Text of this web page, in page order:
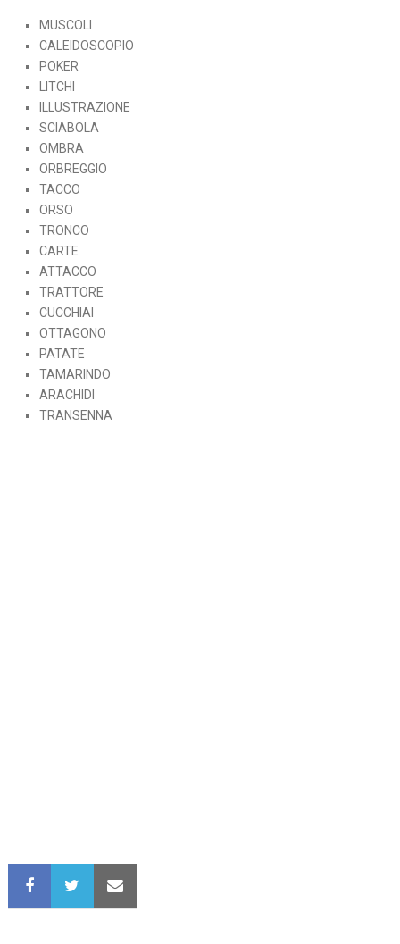
MUSCOLI
CALEIDOSCOPIO
POKER
LITCHI
ILLUSTRAZIONE
SCIABOLA
OMBRA
ORBREGGIO
TACCO
ORSO
TRONCO
CARTE
ATTACCO
TRATTORE
CUCCHIAI
OTTAGONO
PATATE
TAMARINDO
ARACHIDI
TRANSENNA